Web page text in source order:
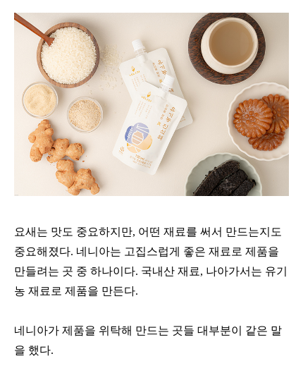
요새는 맛도 중요하지만, 어떤 재료를 써서 만드는지도
중요해졌다. 네니아는 고집스럽게 좋은 재료로 제품을
만들려는 곳 중 하나이다. 국내산 재료, 나아가서는 유기
농 재료로 제품을 만든다.
네니아가 제품을 위탁해 만드는 곳들 대부분이 같은 말
을 했다.